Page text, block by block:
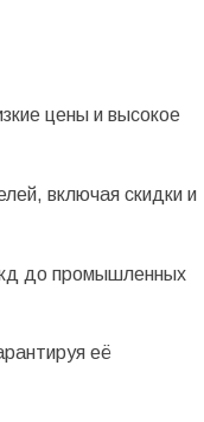
цены и высокое
включая скидки и
до промышленных
её